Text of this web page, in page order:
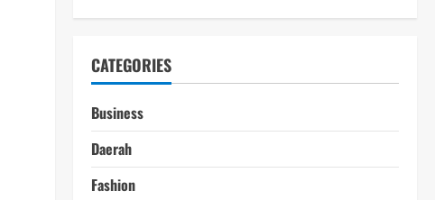
CATEGORIES
Business
Daerah
Fashion